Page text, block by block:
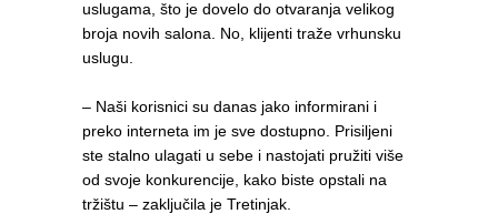
uslugama, što je dovelo do otvaranja velikog
broja novih salona. No, klijenti traže vrhunsku
uslugu.
– Naši korisnici su danas jako informirani i
preko interneta im je sve dostupno. Prisiljeni
ste stalno ulagati u sebe i nastojati pružiti više
od svoje konkurencije, kako biste opstali na
tržištu – zaključila je Tretinjak.